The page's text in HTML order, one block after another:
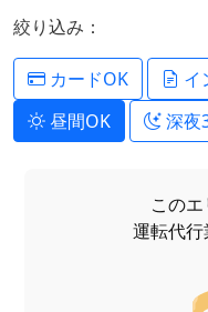
絞り込み：
カードOK イ
昼間OK
深夜
この
運転代行